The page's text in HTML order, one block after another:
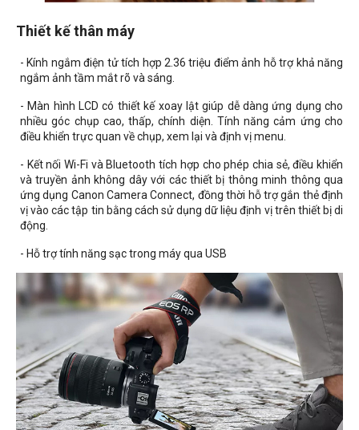
Thiết kế thân máy
- Kính ngắm điện tử tích hợp 2.36 triệu điểm ảnh hỗ trợ khả năng
ngắm ảnh tầm mắt rõ và sáng.
- Màn hình LCD có thiết kế xoay lật giúp dễ dàng ứng dụng cho
nhiều góc chụp cao, thấp, chính diện. Tính năng cảm ứng cho
điều khiển trực quan về chụp, xem lại và định vị menu.
- Kết nối Wi-Fi và Bluetooth tích hợp cho phép chia sẻ, điều khiển
và truyền ảnh không dây với các thiết bị thông minh thông qua
ứng dụng Canon Camera Connect, đồng thời hỗ trợ gắn thẻ định
vị vào các tập tin bằng cách sử dụng dữ liệu định vị trên thiết bị di
động.
- Hỗ trợ tính năng sạc trong máy qua USB